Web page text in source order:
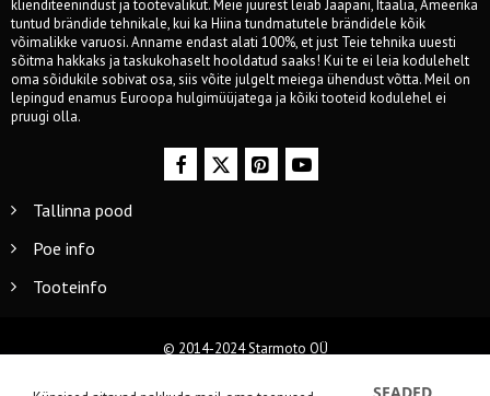
klienditeenindust ja tootevalikut. Meie juurest leiab Jaapani, Itaalia, Ameerika
tuntud brändide tehnikale, kui ka Hiina tundmatutele brändidele kõik
võimalikke varuosi. Anname endast alati 100%, et just Teie tehnika uuesti
sõitma hakkaks ja taskukohaselt hooldatud saaks! Kui te ei leia kodulehelt
oma sõidukile sobivat osa, siis võite julgelt meiega ühendust võtta. Meil on
lepingud enamus Euroopa hulgimüüjatega ja kõiki tooteid kodulehel ei
pruugi olla.
Tallinna pood
Poe info
Tooteinfo
© 2014-2024 Starmoto OÜ